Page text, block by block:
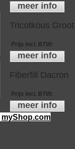
meer info
Tricotkous Groot
Prijs incl. BTW:
meer info
Fiberfill Dacron
Prijs incl. BTW:
meer info
myShop.com